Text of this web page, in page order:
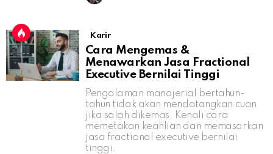
Karir
Cara Mengemas &
Menawarkan Jasa Fractional
Executive Bernilai Tinggi
Pengalaman manajerial bertahun-
tahun tidak akan mendatangkan cuan
jika salah dikemas. Kenali cara
memetakan keahlian dan memasarkan
jasa fractional executive bernilai
tinggi.